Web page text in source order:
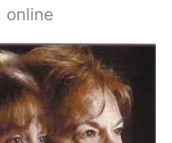
online